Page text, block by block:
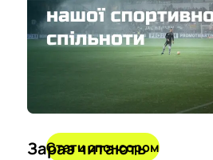
Стати спонсором
Зараз читають